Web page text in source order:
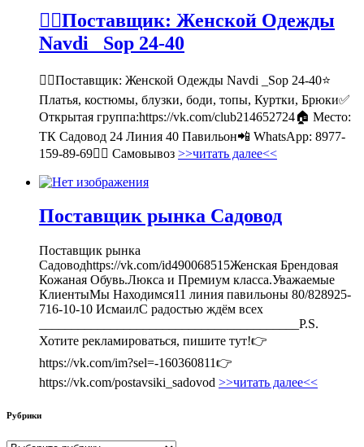
💁‍♂Поставщик: Женской Одежды
Navdi _Sop 24-40
💁‍♂Поставщик: Женской Одежды Navdi _Sop 24-40⭐
Платья, костюмы, блузки, боди, топы, Куртки, Брюки✅
Открытая группа:https://vk.com/club214652724🏠 Место:
ТК Садовод 24 Линия 40 Павильон📲 WhatsApp: 8977-
159-89-69🚶‍♀ Самовывоз >>читать далее<<
Поставщик рынка Садовод
Поставщик рынка
Садоводhttps://vk.com/id490068515Женская Брендовая
Кожаная Обувь.Люкса и Премиум класса.Уважаемые
КлиентыМы Находимся11 линия павильоны 80/828925-
716-10-10 ИсмаилС радостью ждём всех
________________________________________P.S.
Хотите рекламироваться, пишите тут!👉
https://vk.com/im?sel=-160360811👉
https://vk.com/postavsiki_sadovod >>читать далее<<
Рубрики